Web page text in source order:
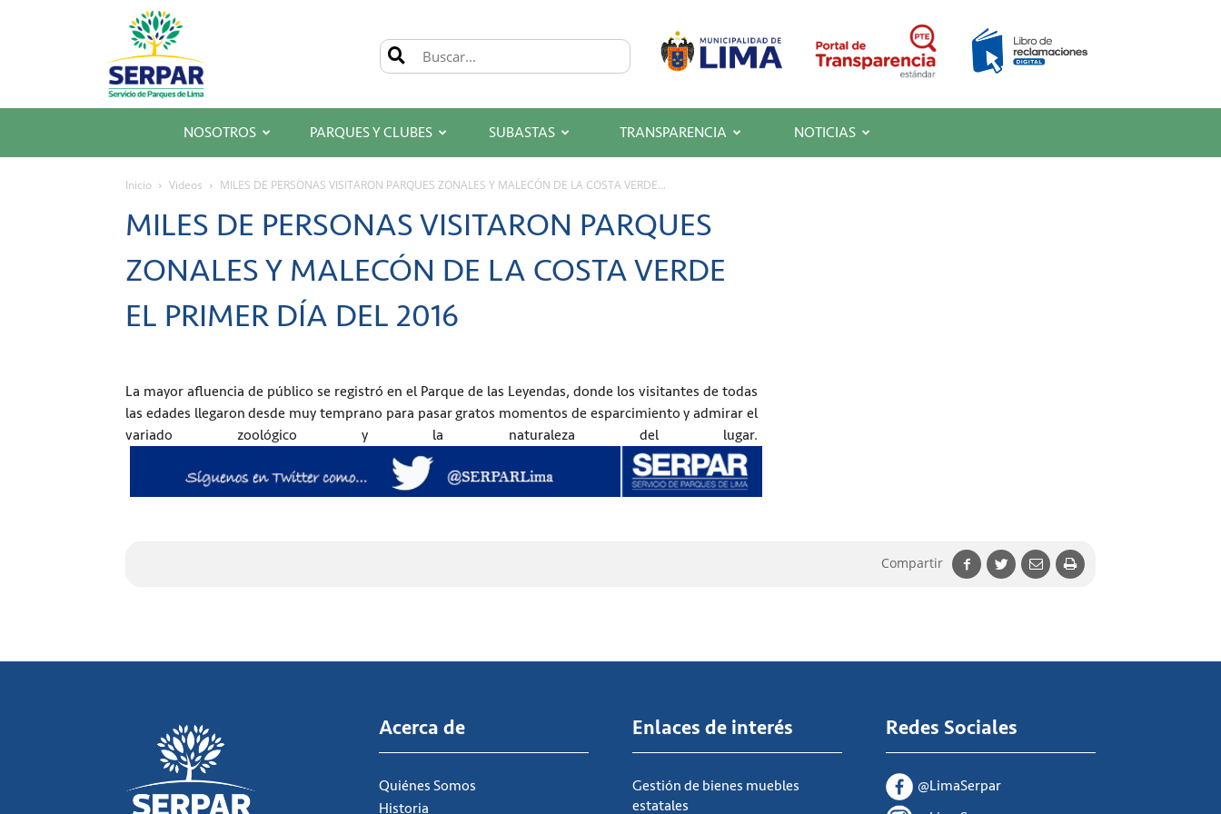
SERPAR
–
Servicio
de
Parques
de
NOSOTROS PARQUES Y CLUBES SUBASTAS TRANSPARENCIA NOTICIAS
Inicio Videos MILES DE PERSONAS VISITARON PARQUES ZONALES Y MALECÓN DE LA COSTA VERDE...
MILES DE PERSONAS VISITARON PARQUES
ZONALES Y MALECÓN DE LA COSTA VERDE
EL PRIMER DÍA DEL 2016
La mayor afluencia de público se registró en el Parque de las Leyendas, donde los visitantes de todas
las edades llegaron desde muy temprano para pasar gratos momentos de esparcimiento y admirar el
variado zoológico y la naturaleza del lugar.
Compartir
Acerca de
Quiénes Somos
Historia
Enlaces de interés
Gestión de bienes muebles
estatales
Redes Sociales
@LimaSerpar